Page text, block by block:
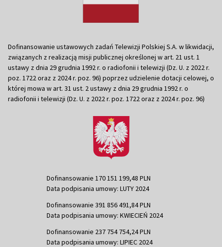
Dofinansowanie ustawowych zadań Telewizji Polskiej S.A. w likwidacji,
związanych z realizacją misji publicznej określonej w art. 21 ust. 1
ustawy z dnia 29 grudnia 1992 r. o radiofonii i telewizji (Dz. U. z 2022 r.
poz. 1722 oraz z 2024 r. poz. 96) poprzez udzielenie dotacji celowej, o
której mowa w art. 31 ust. 2 ustawy z dnia 29 grudnia 1992 r. o
radiofonii i telewizji (Dz. U. z 2022 r. poz. 1722 oraz z 2024 r. poz. 96)
Dofinansowanie 170 151 199,48 PLN
Data podpisania umowy: LUTY 2024
Dofinansowanie 391 856 491,84 PLN
Data podpisania umowy: KWIECIEŃ 2024
Dofinansowanie 237 754 754,24 PLN
Data podpisania umowy: LIPIEC 2024